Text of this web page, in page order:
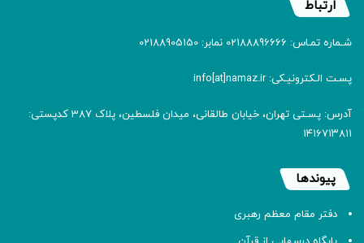
ارتباط
شـماره تمـاس: 02188896666 نمابر: 02188905150
پسـت الـکترونیـکی: info[at]namaz.ir
آدرس: پسـتی تهران، خیابان طالقانی، میدان فلسطین، پلاک 387 کدپستی:
۱۴۱۶۷۱۳۸۱۱
پیوندها
دفتر مقام معظم رهبری